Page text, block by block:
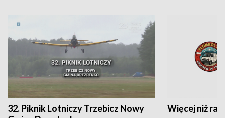
32. Piknik Lotniczy Trzebicz Nowy
Więcej niż rajd